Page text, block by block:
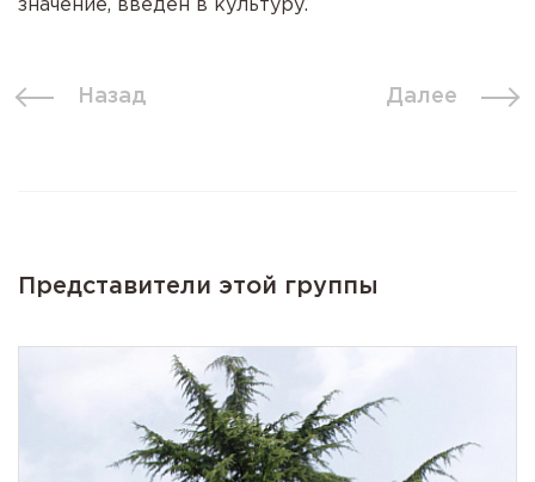
значение, введен в культуру.
Назад Далее
Представители этой группы